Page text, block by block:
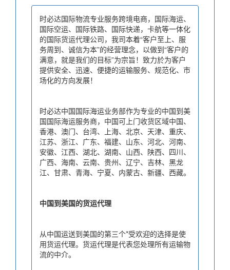
时必达国际物流专业服务跨境电商，国际海运、
国际空运、国际铁路、国际快递，卡航等一体化
的国际货运代理公司，我司本着“客户至上、服
务周到、诚信为本”的经营理念，以做到“客户的
满意，就是我们的目标”为宗旨！致力於为客户
提供安全、迅速、便捷的运输服务、规范化、市
场化的方向发展！
时必达中国国际海运业务部作为专业的中国到美
国国际海运服务商，中国可上门收货区域中国、
香港、澳门、台湾、上海、北京、天津、重庆、
江苏、浙江、广东、福建、山东、河北、河南、
安徽、江西、湖北、湖南、山西、陕西、四川、
广西、海南、云南、贵州、辽宁、吉林、黑龙
江、甘肃、青海、宁夏、内蒙古、新疆、西藏。
中国到美国的货运代理
从中国运送到美国的第三个*受欢迎的选择是使
用货运代理。货运代理是代表您处理所有运输物
流的中介。